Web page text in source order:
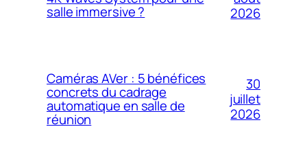
salle immersive ?
2026
Caméras AVer : 5 bénéfices
concrets du cadrage
automatique en salle de
réunion
30
juillet
2026